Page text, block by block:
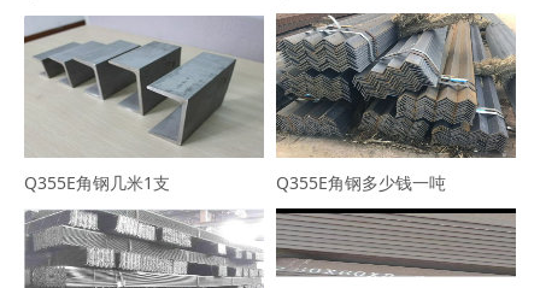
Q355E角钢几米1支 Q355E角钢多少钱一吨